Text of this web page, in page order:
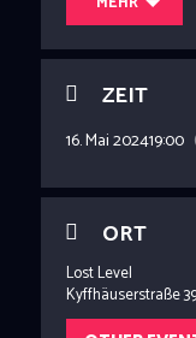
sind garantiert!
ZEIT
16. Mai 202419:00
ORT
Lost Level
Kyffhäuserstraße